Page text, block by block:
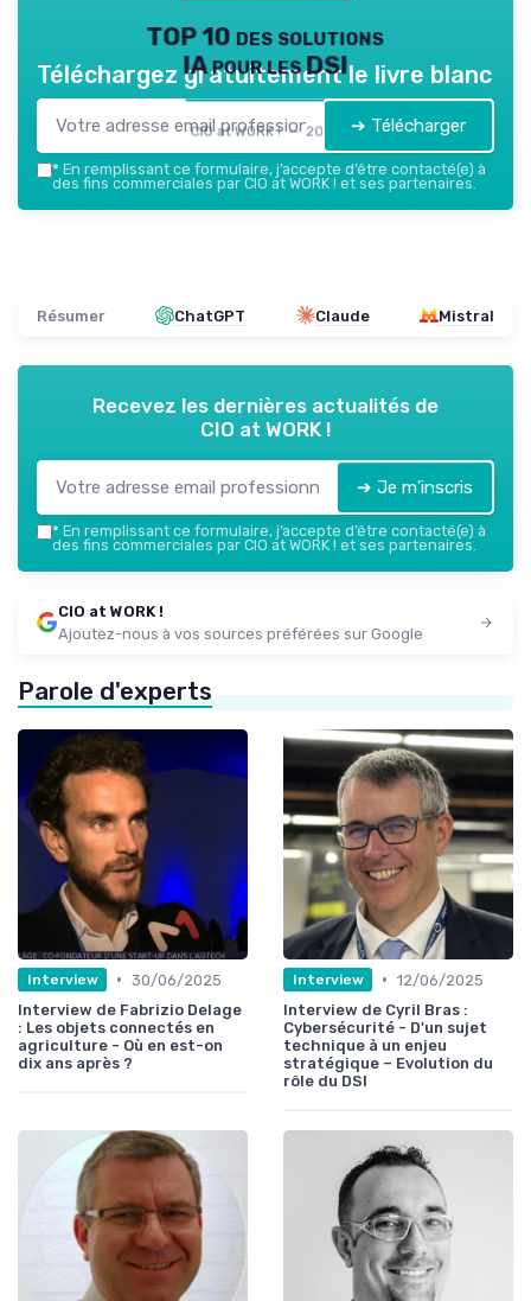
TOP 10 des solutions
IA pour les DSI
CIO at WORK ! — 2026
Téléchargez gratuitement le livre blanc
➔ Télécharger
* En remplissant ce formulaire, j’accepte d’être contacté(e) à
des fins commerciales par CIO at WORK ! et ses partenaires.
Résumer ChatGPT Claude Mistral
Recevez les dernières actualités de
CIO at WORK !
➔ Je m'inscris
* En remplissant ce formulaire, j’accepte d’être contacté(e) à
des fins commerciales par CIO at WORK ! et ses partenaires.
CIO at WORK !
Ajoutez-nous à vos sources préférées sur Google
Parole d'experts
Interview • 30/06/2025
Interview de Fabrizio Delage
: Les objets connectés en
agriculture - Où en est-on
dix ans après ?
Interview • 12/06/2025
Interview de Cyril Bras :
Cybersécurité - D'un sujet
technique à un enjeu
stratégique – Evolution du
rôle du DSI